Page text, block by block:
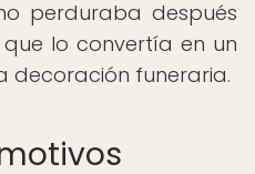
perduraba después
lo convertía en un
decoración funeraria.